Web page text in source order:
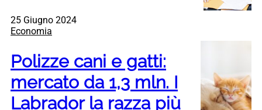
25 Giugno 2024
Economia
Polizze cani e gatti:
mercato da 1,3 mln. I
Labrador la razza più